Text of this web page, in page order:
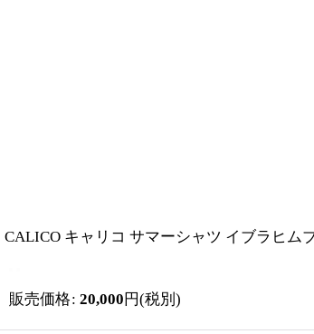
CALICO キャリコ サマーシャツ イブラヒム
販売価格: 20,000 円(税別)